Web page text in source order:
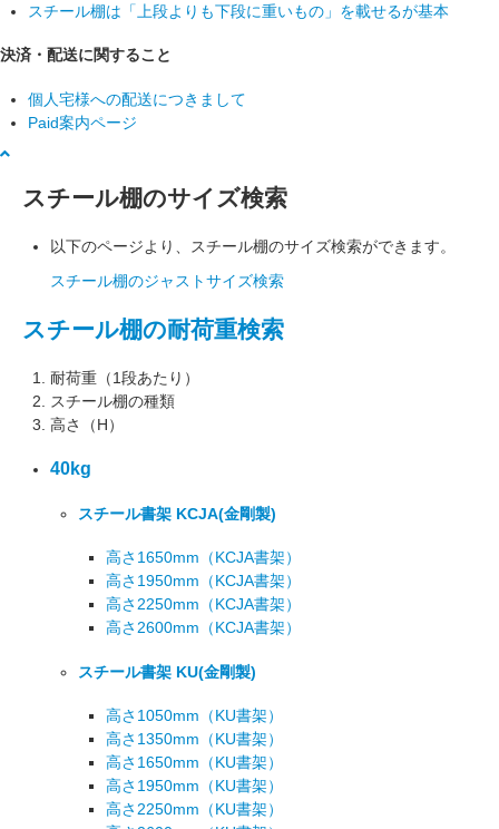
スチール棚は「上段よりも下段に重いもの」を載せるが基本
決済・配送に関すること
個人宅様への配送につきまして
Paid案内ページ
スチール棚のサイズ検索
以下のページより、スチール棚のサイズ検索ができます。
スチール棚のジャストサイズ検索
スチール棚の耐荷重検索
耐荷重（1段あたり）
スチール棚の種類
高さ（H）
40kg
スチール書架 KCJA(金剛製)
高さ1650mm （KCJA書架）
高さ1950mm （KCJA書架）
高さ2250mm （KCJA書架）
高さ2600mm （KCJA書架）
スチール書架 KU(金剛製)
高さ1050mm （KU書架）
高さ1350mm （KU書架）
高さ1650mm （KU書架）
高さ1950mm （KU書架）
高さ2250mm （KU書架）